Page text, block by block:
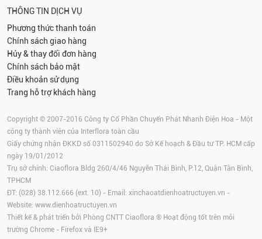
THÔNG TIN DỊCH VỤ
Phương thức thanh toán
Chính sách giao hàng
Hủy & thay đổi đơn hàng
Chính sách bảo mật
Điều khoản sử dụng
Trang hỗ trợ khách hàng
Copyright © 2007-2016 Công ty Cổ Phần Chuyển Phát Nhanh Điện Hoa - Một
công ty thành viên của Interflora toàn cầu
Giấy chứng nhận ĐKKD số 0311502940 do Sở Kế hoạch & Đầu tư TP. HCM cấp
ngày 19/01/2012
Trụ sở chính: Ciaoflora Bldg 260/4/46 Nguyễn Thái Bình, P.12, Quận Tân Bình,
TPHCM
ĐT: (028) 38.112.666 (ext. 10) - Email: xinchaoatdienhoatructuyen.vn -
Website: www.dienhoatructuyen.vn
Thiết kế & phát triển bởi Phòng CNTT Ciaoflora ® Hoạt động tốt trên môi
trường Chrome - Firefox và IE9+